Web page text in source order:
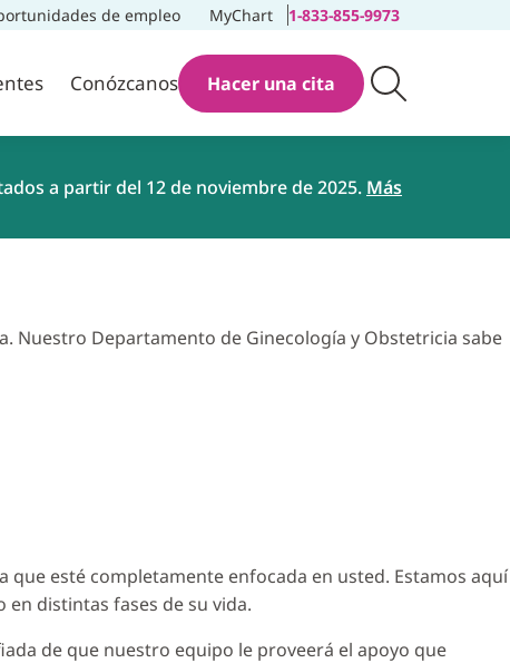
de empleo MyChart 1-833-855-9973
Conózcanos Hacer una cita
a partir del 12 de noviembre de 2025. Más
Nuestro Departamento de Ginecología y Obstetricia sabe
que esté completamente enfocada en usted. Estamos aquí
distintas fases de su vida.
de que nuestro equipo le proveerá el apoyo que